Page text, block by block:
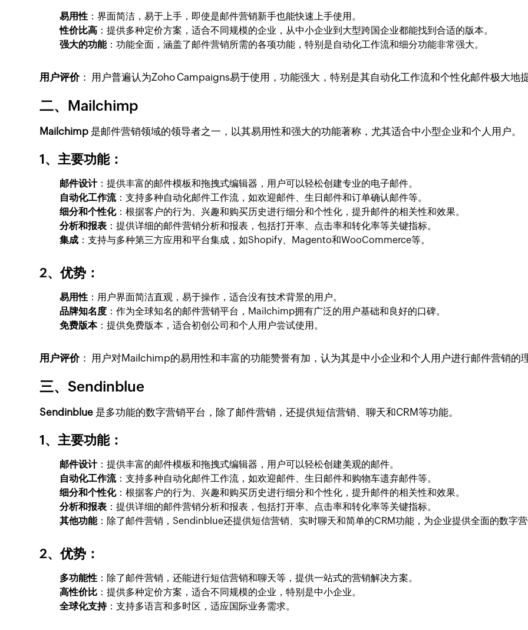
易用性 ：界面简洁，易于上手，即使是邮件营销新手也能快速上手使用。
性价比高 ：提供多种定价方案，适合不同规模的企业，从中小企业到大型跨国企业都能找到合适的版本。
强大的功能：功能全面，涵盖了邮件营销所需的各项功能，特别是自动化工作流和细分功能非常强大。
用户评价： 用户普遍认为Zoho Campaigns易于使用，功能强大，特别是其自动化工作流和个性化邮件极大地
二、Mailchimp
Mailchimp 是邮件营销领域的领导者之一，以其易用性和强大的功能著称，尤其适合中小型企业和个人用户。
1、主要功能：
邮件设计：提供丰富的邮件模板和拖拽式编辑器，用户可以轻松创建专业的电子邮件。
自动化工作流：支持多种自动化邮件工作流，如欢迎邮件、生日邮件和订单确认邮件等。
细分和个性化：根据客户的行为、兴趣和购买历史进行细分和个性化，提升邮件的相关性和效果。
分析和报表 ：提供详细的邮件营销分析和报表，包括打开率、点击率和转化率等关键指标。
集成 ：支持与多种第三方应用和平台集成，如Shopify、Magento和WooCommerce等。
2、优势 ：
易用性 ：用户界面简洁直观，易于操作，适合没有技术背景的用户。
品牌知名度 ：作为全球知名的邮件营销平台，Mailchimp拥有广泛的用户基础和良好的口碑。
免费版本：提供免费版本，适合初创公司和个人用户尝试使用。
用户评价： 用户对Mailchimp的易用性和丰富的功能赞誉有加，认为其是中小企业和个人用户进行邮件营销的
三、Sendinblue
Sendinblue 是多功能的数字营销平台，除了邮件营销，还提供短信营销、聊天和CRM等功能。
1、主要功能：
邮件设计：提供丰富的邮件模板和拖拽式编辑器，用户可以轻松创建美观的邮件。
自动化工作流：支持多种自动化邮件工作流，如欢迎邮件、生日邮件和购物车遗弃邮件等。
细分和个性化：根据客户的行为、兴趣和购买历史进行细分和个性化，提升邮件的相关性和效果。
分析和报表 ：提供详细的邮件营销分析和报表，包括打开率、点击率和转化率等关键指标。
其他功能：除了邮件营销，Sendinblue还提供短信营销、实时聊天和简单的CRM功能，为企业提供全面的数字营
2、优势 ：
多功能性 ：除了邮件营销，还能进行短信营销和聊天等，提供一站式的营销解决方案。
高性价比 ：提供多种定价方案，适合不同规模的企业，特别是中小企业。
全球化支持：支持多语言和多时区，适应国际业务需求。